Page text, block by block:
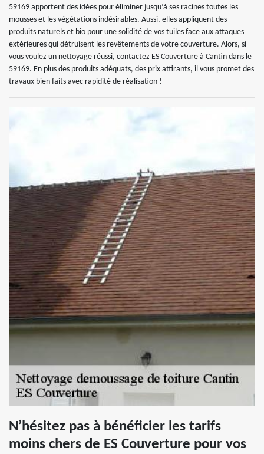
59169 apportent des idées pour éliminer jusqu’à ses racines toutes les
mousses et les végétations indésirables. Aussi, elles appliquent des
produits naturels et bio pour une solidité de vos tuiles face aux attaques
extérieures qui détruisent les revêtements de votre couverture. Alors, si
vous voulez un nettoyage réussi, contactez ES Couverture à Cantin dans le
59169. En plus des produits adéquats, des prix attirants, il vous promet des
travaux bien faits avec rapidité de réalisation !
N’hésitez pas à bénéficier les tarifs
moins chers de ES Couverture pour vos